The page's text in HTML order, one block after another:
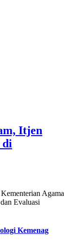
Itjen
di
Agama
Evaluasi
Kemenag